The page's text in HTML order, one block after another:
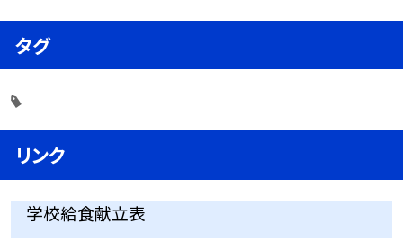
タグ
リンク
学校給食献立表